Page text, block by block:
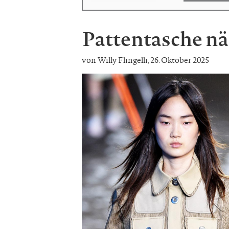
Pattentasche
von Willy Flingelli,26. Oktober 2025